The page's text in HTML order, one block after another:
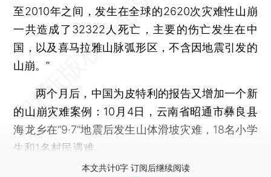
至2010年之间，发生在全球的2620次灾难性山崩
一共造成了32322人死亡，主要的伤亡发生在中
国，以及喜马拉雅山脉弧形区，不含因地震引发的
山崩。”
两个月后，中国为皮特利的报告又增加一个新
的山崩灾难案例：10月4日，云南省昭通市彝良县
海龙乡在“9·7”地震后发生山体滑坡灾难，18名小学
生和1名村民遇难。
本文共计0字 订阅后继续阅读